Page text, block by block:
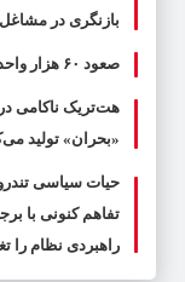
بازنگری در
صعود ۶۰ هزار واحدی شاخص بورس
هت‌تریک ناکامی
«بحران» تولید
حیات سیاسی
تفاهم کنونی با
راهبردی نظام را